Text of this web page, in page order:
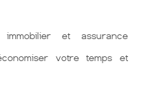
et assurance
votre temps et